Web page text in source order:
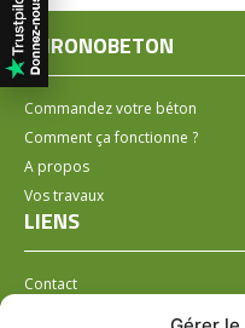
CHRONOBETON
Commandez votre béton
Comment ça fonctionne ?
A propos
Vos travaux
LIENS
Contact